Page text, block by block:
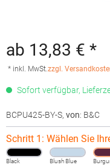
ab 13,83 € *
* inkl. MwSt.zzgl.
Sofort verfügbar,
BCPU425-BY-S, von: B&C
Schritt 1: Wählen Sie
Black Blush Blue